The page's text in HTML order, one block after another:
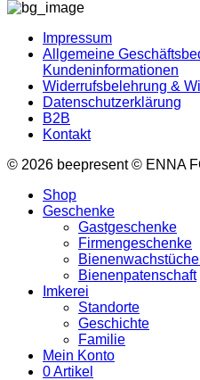
Impressum
Allgemeine
Kundeninformationen
Widerrufsbelehrung &
Datenschutzerklärung
B2B
Kontakt
© 2026 beepresent © ENNA
Shop
Geschenke
Gastgeschenke
Firmengeschenke
Bienenpatenschaft
Imkerei
Standorte
Geschichte
Familie
Mein Konto
0 Artikel